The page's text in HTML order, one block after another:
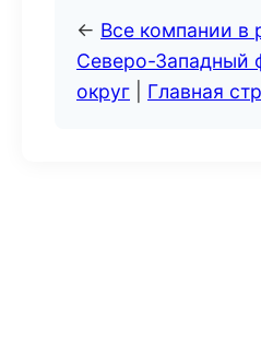
← Все компании в
Северо-Западный
округ
Главная